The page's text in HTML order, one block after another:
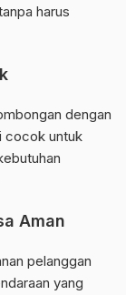
harus
dengan
cocok untuk
Aman
pelanggan
yang